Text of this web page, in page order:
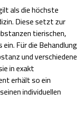
als die höchste
Diese setzt zur
tierischen,
Für die Behandlung
und verschiedene
in exakt
erhält so ein
individuellen